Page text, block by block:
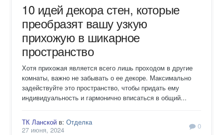
10 идей декора стен, которые
преобразят вашу узкую
прихожую в шикарное
пространство
Хотя прихожая является всего лишь проходом в другие
комнаты, важно не забывать о ее декоре. Максимально
задействуйте это пространство, чтобы придать ему
индивидуальность и гармонично вписаться в общий...
ТК Ланской в: Отделка
27 июня, 2024
0